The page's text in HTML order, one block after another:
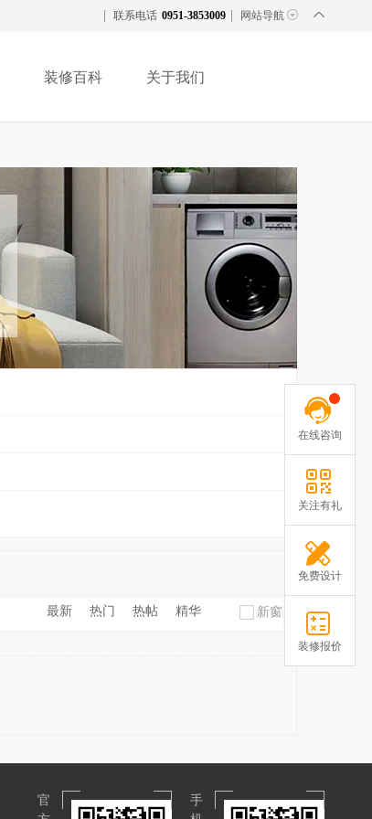
联系电话 0951-3853009 网站导航
装修百科 关于我们
在线咨询
关注有礼
免费设计
装修报价
新窗
最新 热门 热帖 精华
官
手